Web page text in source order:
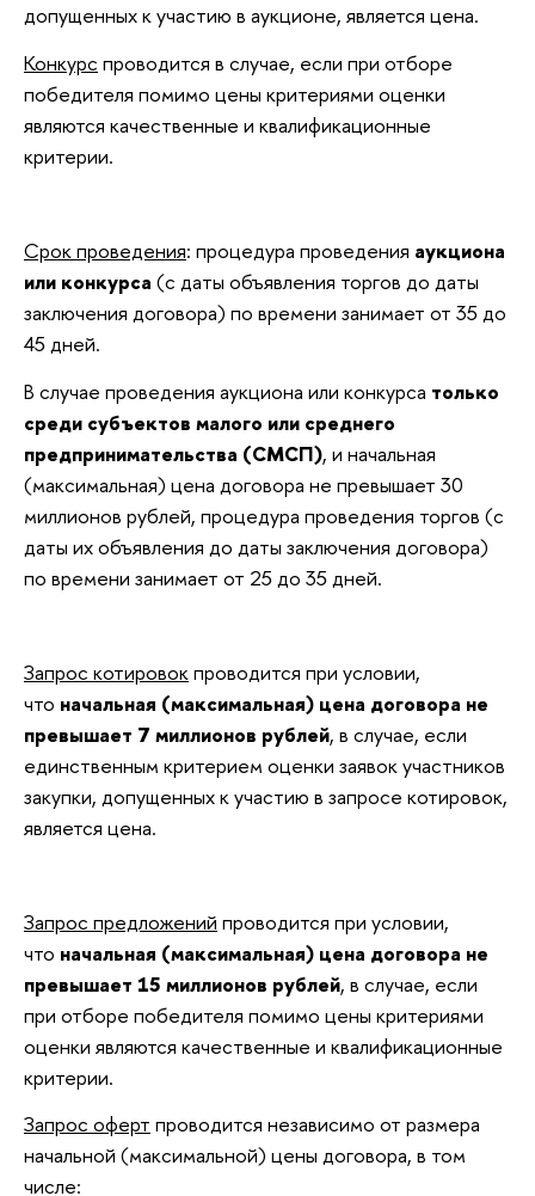
допущенных к участию в аукционе, является цена.
Конкурс проводится в случае, если при отборе
победителя помимо цены критериями оценки
являются качественные и квалификационные
критерии.
Срок проведения: процедура проведения аукциона
или конкурса (с даты объявления торгов до даты
заключения договора) по времени занимает от 35 до
45 дней.
В случае проведения аукциона или конкурса только
среди субъектов малого или среднего
предпринимательства (СМСП), и начальная
(максимальная) цена договора не превышает 30
миллионов рублей, процедура проведения торгов (с
даты их объявления до даты заключения договора)
по времени занимает от 25 до 35 дней.
Запрос котировокпроводится при условии,
что начальная (максимальная) цена договора не
превышает 7 миллионов рублей, в случае, если
единственным критерием оценки заявок участников
закупки, допущенных к участию в запросе котировок,
является цена.
Запрос предложений проводится при условии,
что начальная (максимальная) цена договора не
превышает 15 миллионов рублей, в случае, если
при отборе победителя помимо цены критериями
оценки являются качественные и квалификационные
критерии.
Запрос оферт проводится независимо от размера
начальной (максимальной) цены договора, в том
числе: